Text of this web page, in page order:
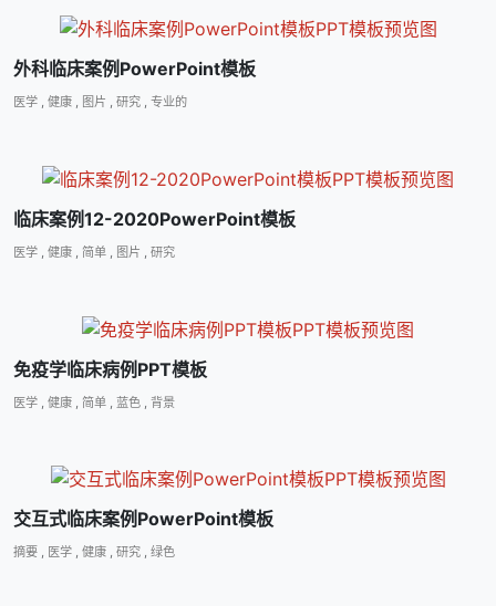
外科临床案例PowerPoint模板
医学 , 健康 , 图片 , 研究 , 专业的
临床案例12-2020PowerPoint模板
医学 , 健康 , 简单 , 图片 , 研究
免疫学临床病例PPT模板
医学 健康 简单 蓝色 背景
交互式临床案例PowerPoint模板
摘要 , 医学 , 健康 , 研究 , 绿色